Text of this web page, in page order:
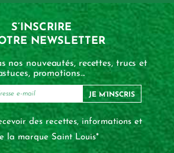
S’INSCRIRE
NEWSLETTER
nos nouveautés, recettes, trucs et
promotions...
JE M’INSCRIS
des recettes, informations et
la marque Saint Louis*